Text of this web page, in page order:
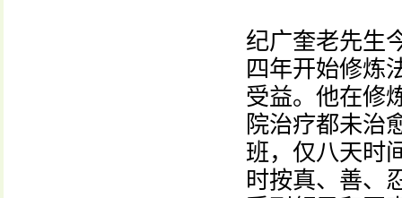
纪广奎老先生
四年开始修炼
受益。他在修
院治疗都未治
班，仅八天时
时按真、善、